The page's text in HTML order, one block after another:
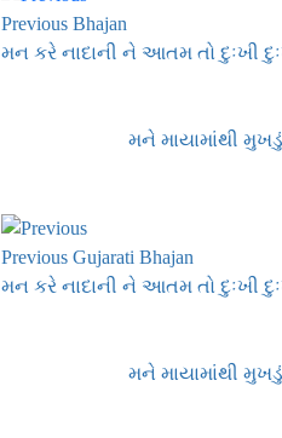
Previous Bhajan
મન કરે નાદાની ને આતમ તો દુઃખી
મને માયામાંથી
Previous Gujarati Bhajan
મન કરે નાદાની ને આતમ તો દુઃખી
મને માયામાંથી